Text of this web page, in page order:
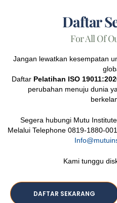
Daftar
For All Of
Jangan lewatkan kesempatan
DaftarPelatihan ISO
perubahan menuju dunia
Segera hubungi Mutu
Melalui Telephone 0819-1880-
Kami tunggu
DAFTAR SEKARANG